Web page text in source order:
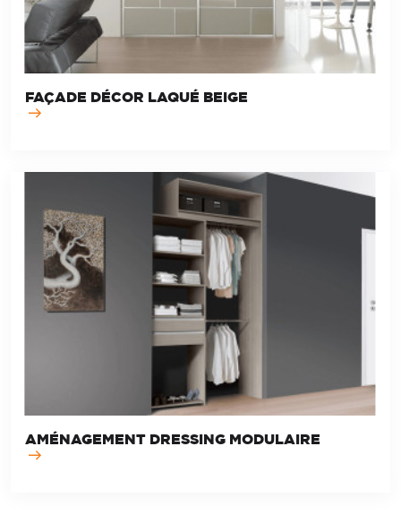
FAÇADE DÉCOR LAQUÉ BEIGE
AMÉNAGEMENT DRESSING MODULAIRE